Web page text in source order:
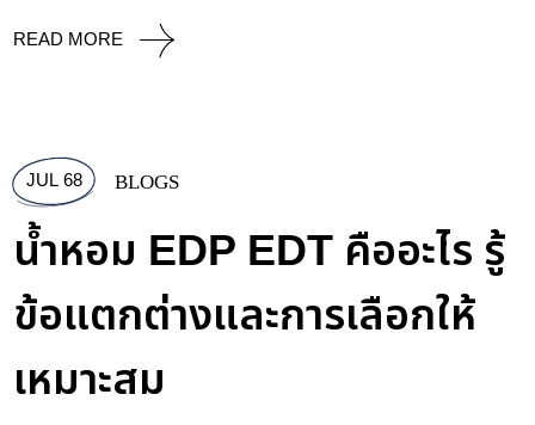
READ MORE
JUL 68 BLOGS
น้ำหอม EDP EDT คืออะไร รู้
ข้อแตกต่างและการเลือกให้
เหมาะสม